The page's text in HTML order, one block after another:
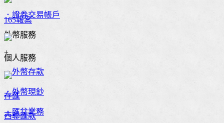
165報案
個人服務
存匯
西聯匯款
．證券交易帳戶
外幣服務
+
．外幣存款
．外幣現鈔
．匯兌業務